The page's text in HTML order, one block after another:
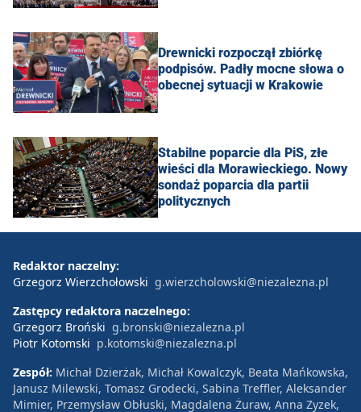
Drewnicki rozpoczął zbiórkę
podpisów. Padły mocne słowa o
obecnej sytuacji w Krakowie
Stabilne poparcie dla PiS, złe
wieści dla Morawieckiego. Nowy
sondaż poparcia dla partii
politycznych
Redaktor naczelny:
Grzegorz Wierzchołowski g.wierzcholowski@niezalezna.pl
Zastępcy redaktora naczelnego:
Grzegorz Broński g.bronski@niezalezna.pl
Piotr Kotomski p.kotomski@niezalezna.pl
Zespół: Michał Dzierżak, Michał Kowalczyk, Beata Mańkowska,
Janusz Milewski, Tomasz Grodecki, Sabina Treffler, Aleksander
Mimier, Przemysław Obłuski, Magdalena Żuraw, Anna Zyzek,